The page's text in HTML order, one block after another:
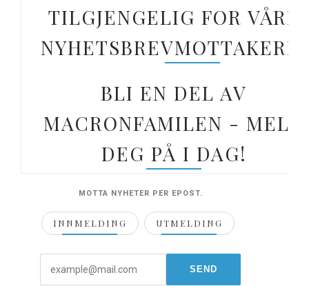
TILGJENGELIG FOR VÅRE
NYHETSBREVMOTTAKERE.
BLI EN DEL AV
MACRONFAMILEN - MELD
DEG PÅ I DAG!
MOTTA NYHETER PER EPOST.
INNMELDING UTMELDING